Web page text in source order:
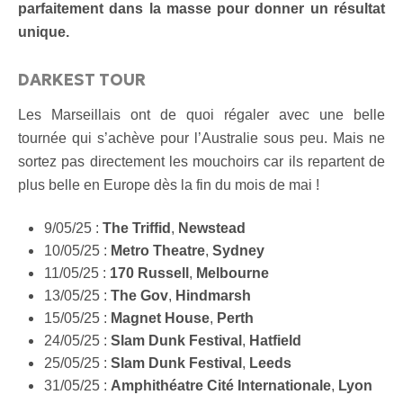
parfaitement dans la masse pour donner un résultat
unique.
DARKEST TOUR
Les Marseillais ont de quoi régaler avec une belle
tournée qui s’achève pour l’Australie sous peu. Mais ne
sortez pas directement les mouchoirs car ils repartent de
plus belle en Europe dès la fin du mois de mai !
9/05/25 : The Triffid , Newstead
10/05/25 : Metro Theatre, Sydney
11/05/25 : 170 Russell , Melbourne
13/05/25 : The Gov, Hindmarsh
15/05/25 : Magnet House, Perth
24/05/25 : Slam Dunk Festival , Hatfield
25/05/25 : Slam Dunk Festival , Leeds
31/05/25 : Amphithéatre Cité Internationale, Lyon